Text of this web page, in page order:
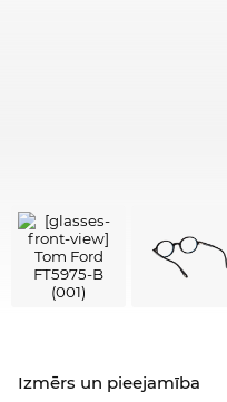
Izmērs un pieejamība